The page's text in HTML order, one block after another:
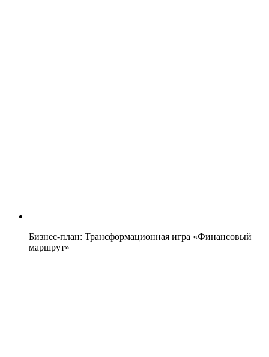
Бизнес-план: Трансформационная игра «Финансовый
маршрут»